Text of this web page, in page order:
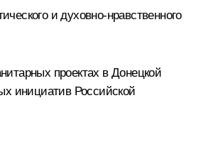
и духовно-нравственного
проектах в Донецкой
инициатив Российской